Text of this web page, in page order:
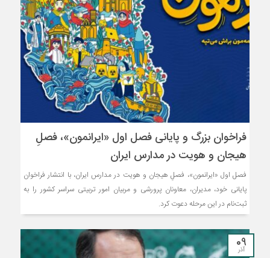
فراخوان بزرگ و پایانی فصل اول «ایرانمون»، فصلِ
هیجان و هویت در مدارس ایران
فصل اول «ایرانمون»، فصلِ هیجان و هویت در مدارس ایران، با انتشار فراخوان
پایانی خود، مدیران، معاونان پرورشی و مربیان امور تربیتی سراسر کشور را به
ثبت‌نام در این مرحله دعوت کرد.
09
آذر